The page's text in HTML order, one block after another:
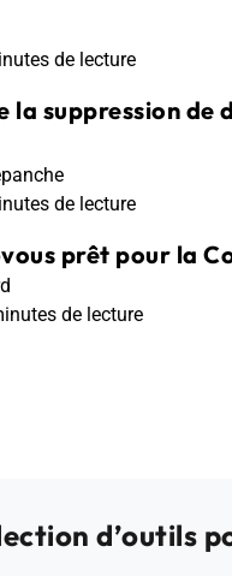
de lecture
suppression de
de lecture
prêt pour la
de lecture
d’outils